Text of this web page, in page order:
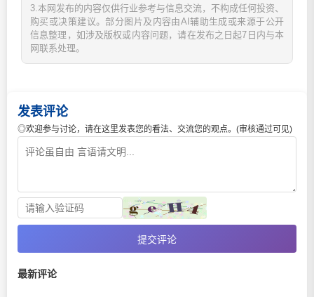
3.本网发布的内容仅供行业参考与信息交流，不构成任何投资、
购买或决策建议。部分图片及内容由AI辅助生成或来源于公开
信息整理，如涉及版权或内容问题，请在发布之日起7日内与本
网联系处理。
发表评论
◎欢迎参与讨论，请在这里发表您的看法、交流您的观点。(审核通过可见)
提交评论
最新评论